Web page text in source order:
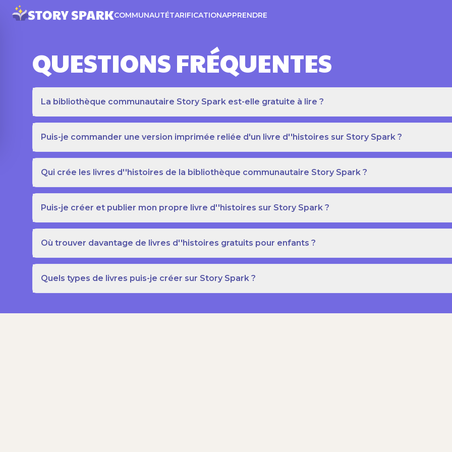
COMMUNAUTÉTARIFICATIONAPPRENDRE
QUESTIONS FRÉQUENTES
La bibliothèque communautaire Story Spark est-elle gratuite à lire ?
Puis-je commander une version imprimée reliée d'un livre d''histoires sur Story Spark ?
Qui crée les livres d''histoires de la bibliothèque communautaire Story Spark ?
Puis-je créer et publier mon propre livre d''histoires sur Story Spark ?
Où trouver davantage de livres d''histoires gratuits pour enfants ?
Quels types de livres puis-je créer sur Story Spark ?